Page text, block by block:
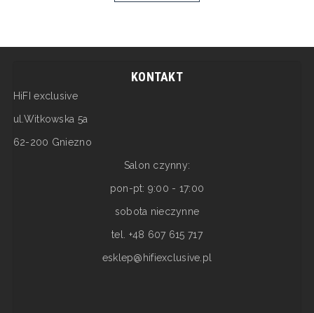
KONTAKT
HiFI exclusive
ul.Witkowska 5a
62-200 Gniezno
Salon czynny:
pon-pt: 9:00 - 17:00
sobota nieczynne
tel. +48 607 615 717
esklep@hifiexclusive.pl